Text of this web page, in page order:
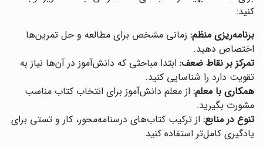
کنید:
برنامه‌ریزی منظم: زمانی مشخص برای مطالعه و حل تمرین‌ها
اختصاص دهید.
تمرکز بر نقاط ضعف: ابتدا مباحثی که دانش‌آموز در آن‌ها نیاز به
تقویت دارد را شناسایی کنید.
همکاری با معلم: از معلم دانش‌آموز برای انتخاب کتاب مناسب
مشورت بگیرید.
تنوع در منابع: از ترکیب کتاب‌های درسنامه‌محور، کار و تستی برای
یادگیری کامل‌تر استفاده کنید.